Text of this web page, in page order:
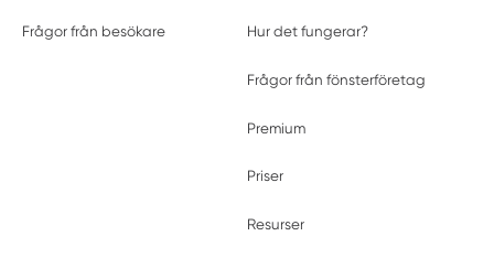
Frågor från besökare Hur det fungerar?
Frågor från fönsterföretag
Premium
Priser
Resurser